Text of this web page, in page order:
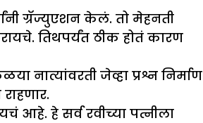
ग्रॅज्युएशन केलं. तो मेहनती
तिथपर्यंत ठीक होतं कारण
जेव्हा प्रश्न निर्माण
आहे. हे सर्व रवीच्या पत्नीला